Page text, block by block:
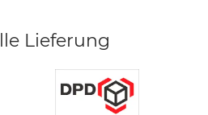
Lieferung